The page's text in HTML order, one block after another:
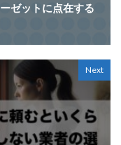
ゼットに点在する
Next